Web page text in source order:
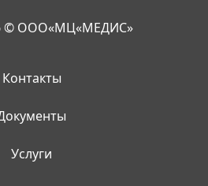
© ООО«МЦ«МЕДИС»
Контакты
Услуги